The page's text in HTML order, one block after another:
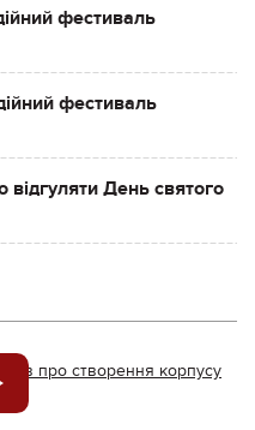
фестиваль
фестиваль
День святого